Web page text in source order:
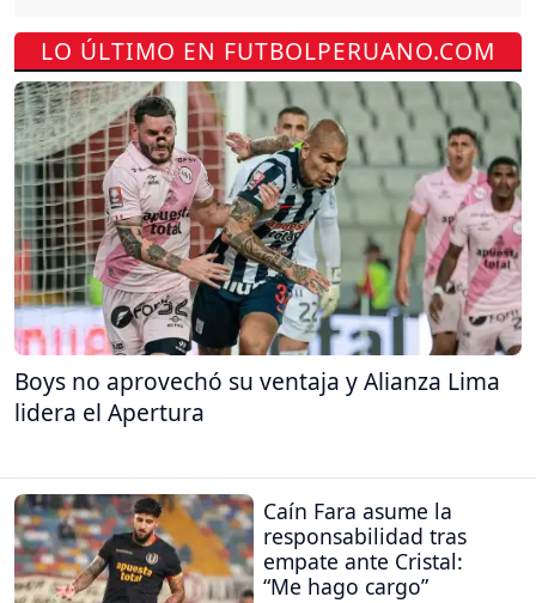
LO ÚLTIMO EN FUTBOLPERUANO.COM
Boys no aprovechó su ventaja y Alianza Lima
lidera el Apertura
Caín Fara asume la
responsabilidad tras
empate ante Cristal:
“Me hago cargo”